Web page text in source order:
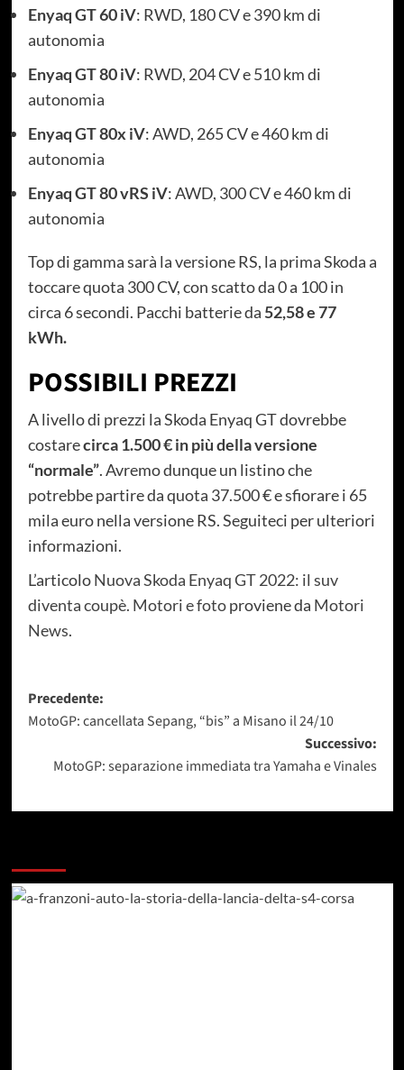
EnyaqGT60 iV: RWD, 180 CV e 390 km di
autonomia
EnyaqGT80 iV: RWD, 204 CV e 510 km di
autonomia
EnyaqGT80x iV: AWD, 265 CV e 460 km di
autonomia
EnyaqGT80 vRS iV: AWD, 300 CV e 460 km di
autonomia
Top di gamma sarà la versione RS, la prima Skoda a
toccare quota 300 CV, con scatto da 0 a 100 in
circa 6 secondi. Pacchi batterie da 52,58 e 77
kWh.
POSSIBILI PREZZI
A livello di prezzi la Skoda Enyaq GT dovrebbe
costarecirca 1.500 € in più della versione
“normale”. Avremo dunque un listino che
potrebbe partire da quota 37.500 € e sfiorare i 65
mila euro nella versione RS. Seguiteci per ulteriori
informazioni.
L’articoloNuova Skoda Enyaq GT 2022: il suv
diventa coupè. Motori e fotoproviene da Motori
News.
Navigazione
articolo
Precedente:
MotoGP: cancellata Sepang, “bis” a Misano il 24/10
Successivo:
MotoGP: separazione immediata tra Yamaha e Vinales